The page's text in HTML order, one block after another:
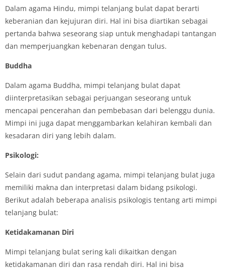
Dalam agama Hindu, mimpi telanjang bulat dapat berarti
keberanian dan kejujuran diri. Hal ini bisa diartikan sebagai
pertanda bahwa seseorang siap untuk menghadapi tantangan
dan memperjuangkan kebenaran dengan tulus.
Buddha
Dalam agama Buddha, mimpi telanjang bulat dapat
diinterpretasikan sebagai perjuangan seseorang untuk
mencapai pencerahan dan pembebasan dari belenggu dunia.
Mimpi ini juga dapat menggambarkan kelahiran kembali dan
kesadaran diri yang lebih dalam.
Psikologi:
Selain dari sudut pandang agama, mimpi telanjang bulat juga
memiliki makna dan interpretasi dalam bidang psikologi.
Berikut adalah beberapa analisis psikologis tentang arti mimpi
telanjang bulat:
Ketidakamanan Diri
Mimpi telanjang bulat sering kali dikaitkan dengan
ketidakamanan diri dan rasa rendah diri. Hal ini bisa